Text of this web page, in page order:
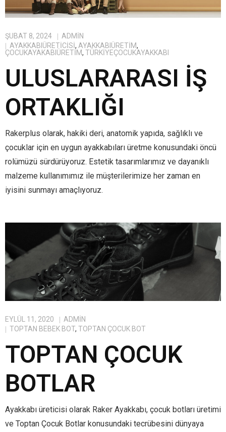
ŞUBAT 8, 2024
ADMIN
AYAKKABIÜRETICISI, AYAKKABIÜRETIM,
ÇOCUKAYAKABIÜRETIM, TÜRKIYEÇOCUKAYAKKABI
ULUSLARARASI İŞ
ORTAKLIĞI
Rakerplus olarak, hakiki deri, anatomik yapıda, sağlıklı ve
çocuklar için en uygun ayakkabıları üretme konusundaki öncü
rolümüzü sürdürüyoruz. Estetik tasarımlarımız ve dayanıklı
malzeme kullanımımız ile müşterilerimize her zaman en
iyisini sunmayı amaçlıyoruz.
EYLÜL 11, 2020
ADMIN
TOPTAN BEBEK BOT, TOPTAN ÇOCUK BOT
TOPTAN ÇOCUK
BOTLAR
Ayakkabı üreticisi olarak Raker Ayakkabı, çocuk botları üretimi
ve Toptan Çocuk Botlar konusundaki tecrübesini dünyaya